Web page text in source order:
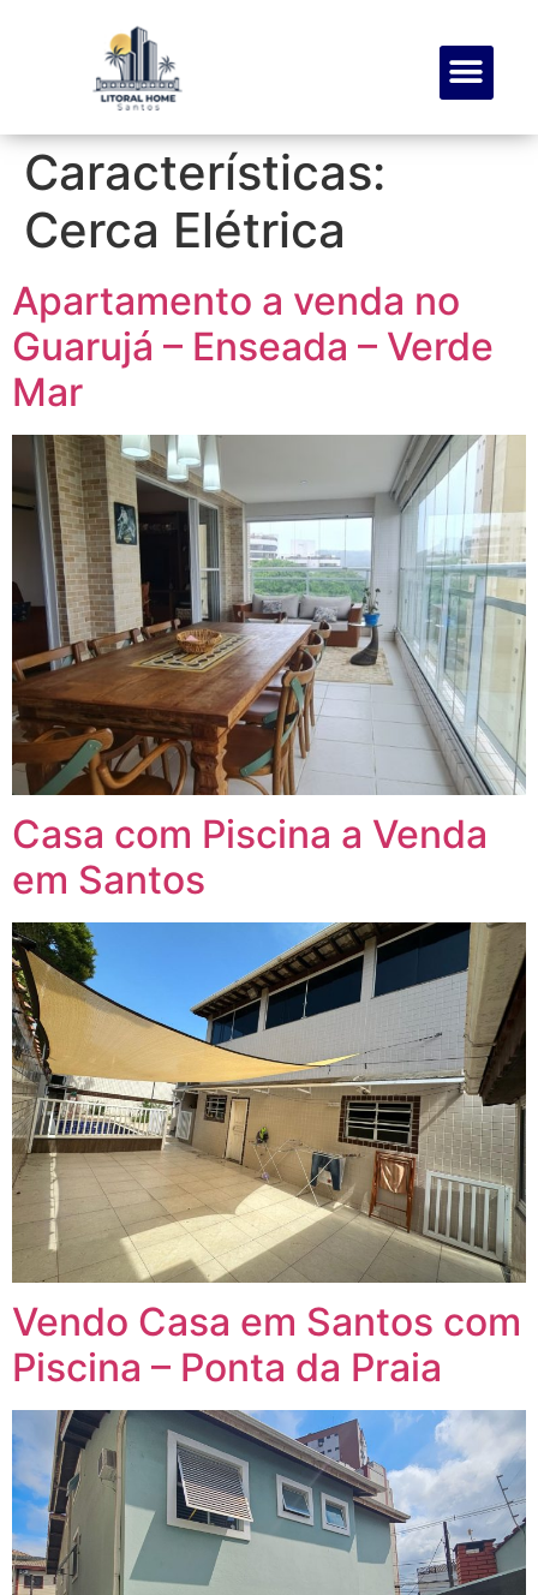
Características:
Cerca Elétrica
Apartamento a venda no
Guarujá – Enseada – Verde
Mar
Casa com Piscina a Venda
em Santos
Vendo Casa em Santos com
Piscina – Ponta da Praia